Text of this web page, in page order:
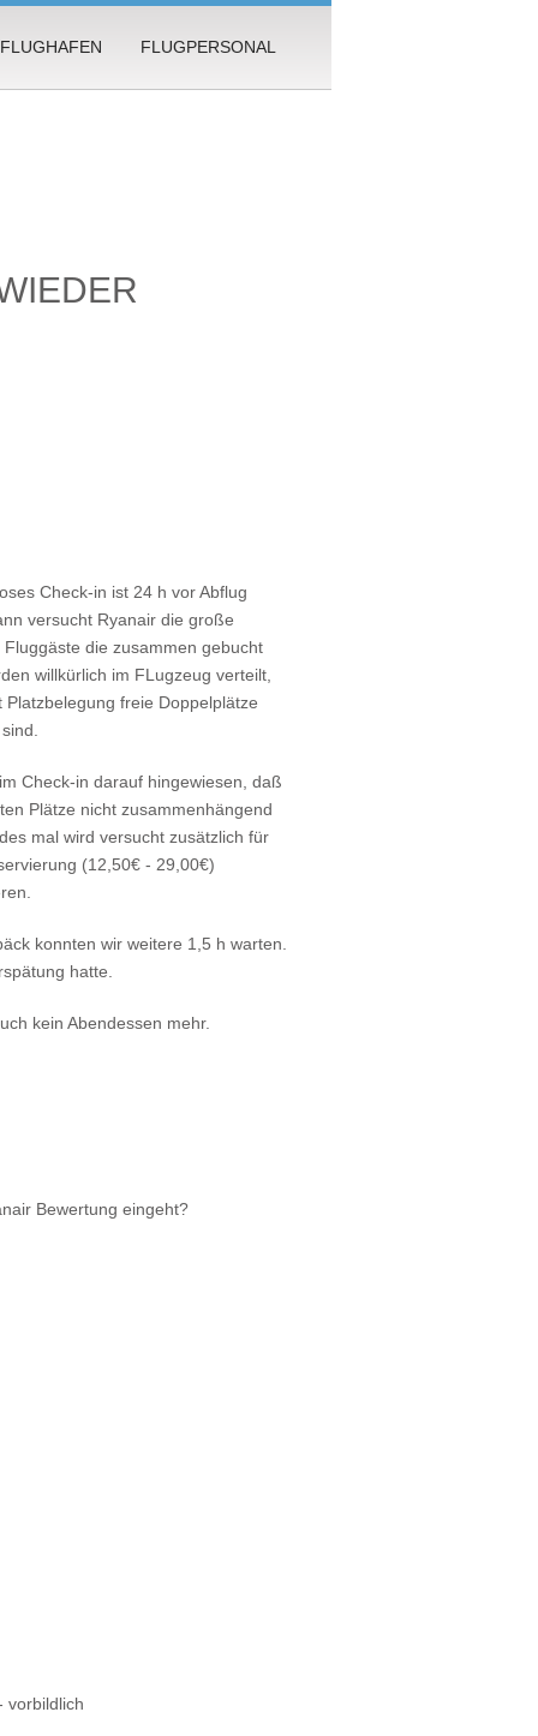
FLUGHAFEN FLUGPERSONAL
Check-in ist 24 h vor Abflug
versucht Ryanair die große
Fluggäste die zusammen gebucht
willkürlich im FLugzeug verteilt,
Platzbelegung freie Doppelplätze
Check-in darauf hingewiesen, daß
Plätze nicht zusammenhängend
mal wird versucht zusätzlich für
(12,50€ - 29,00€)
konnten wir weitere 1,5 h warten.
hatte.
kein Abendessen mehr.
Bewertung eingeht?